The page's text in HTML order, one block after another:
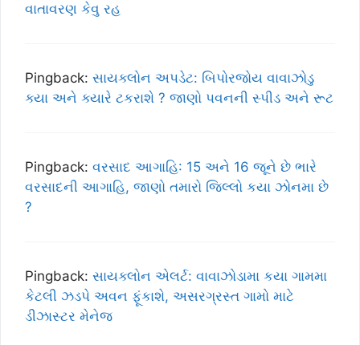
વાતાવરણ કેવુ રહ
Pingback: સાયક્લોન અપડેટ: બિપોરજોય વાવાઝોડુ
ક્યા અને ક્યારે ટકરાશે ? જાણો પવનની સ્પીડ અને રૂટ
Pingback: વરસાદ આગાહિ: 15 અને 16 જૂને છે ભારે
વરસાદની આગાહિ, જાણો તમારો જિલ્લો કયા ઝોનમા છે
?
Pingback: સાયક્લોન એલર્ટ: વાવાઝોડામા કયા ગામમા
કેટલી ઝડપે અવન ફૂંકાશે, અસરગ્રસ્ત ગામો માટે
ડીઝાસ્ટર મેનેજ